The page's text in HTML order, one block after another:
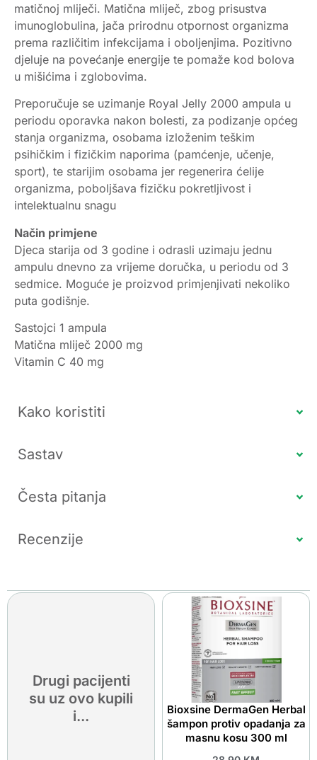
matičnoj mliječi. Matična mliječ, zbog prisustva
imunoglobulina, jača prirodnu otpornost organizma
prema različitim infekcijama i oboljenjima. Pozitivno
djeluje na povećanje energije te pomaže kod bolova
u mišićima i zglobovima.
Preporučuje se uzimanje Royal Jelly 2000 ampula u
periodu oporavka nakon bolesti, za podizanje općeg
stanja organizma, osobama izloženim teškim
psihičkim i fizičkim naporima (pamćenje, učenje,
sport), te starijim osobama jer regenerira ćelije
organizma, poboljšava fizičku pokretljivost i
intelektualnu snagu
Način primjene
Djeca starija od 3 godine i odrasli uzimaju jednu
ampulu dnevno za vrijeme doručka, u periodu od 3
sedmice. Moguće je proizvod primjenjivati nekoliko
puta godišnje.
Sastojci 1 ampula
Matična mliječ 2000 mg
Vitamin C 40 mg
Kako koristiti
Sastav
Česta pitanja
Recenzije
Drugi pacijenti
su uz ovo kupili
i...
Bioxsine DermaGen Herbal
šampon protiv opadanja za
masnu kosu 300 ml